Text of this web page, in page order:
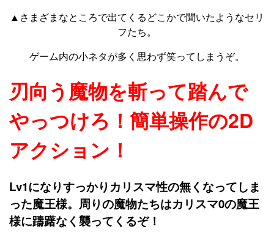
▲さまざまなところで出てくるどこかで聞いたようなセリ
フたち。
ゲーム内の小ネタが多く思わず笑ってしまうぞ。
刃向う魔物を斬って踏んで
やっつけろ！簡単操作の2D
アクション！
Lv1になりすっかりカリスマ性の無くなってしま
った魔王様。周りの魔物たちはカリスマ0の魔王
様に躊躇なく襲ってくるぞ！